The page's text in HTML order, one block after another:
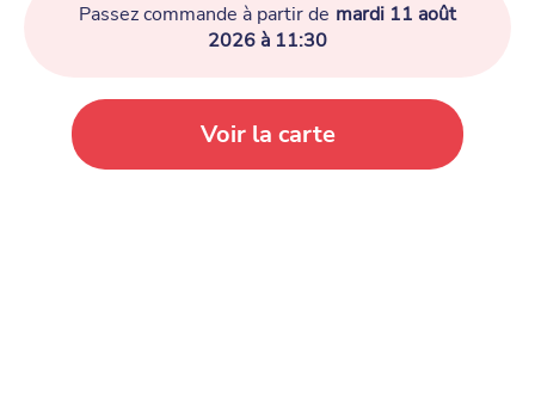
Passez commande à partir de mardi 11 août
2026 à 11:30
Voir la carte